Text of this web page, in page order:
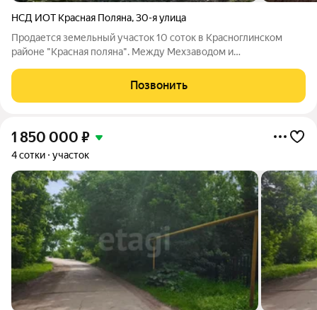
НСД ИОТ Красная Поляна,30-я улица
Продается земельный участок 10 соток в Красноглинском
районе "Красная поляна". Между Мехзаводом и
прямой, ровный. По периметру забор из профлиста. На
территории есть два хозблока из газоблоков и
Позвонить
1 850 000 ₽
4 сотки участок